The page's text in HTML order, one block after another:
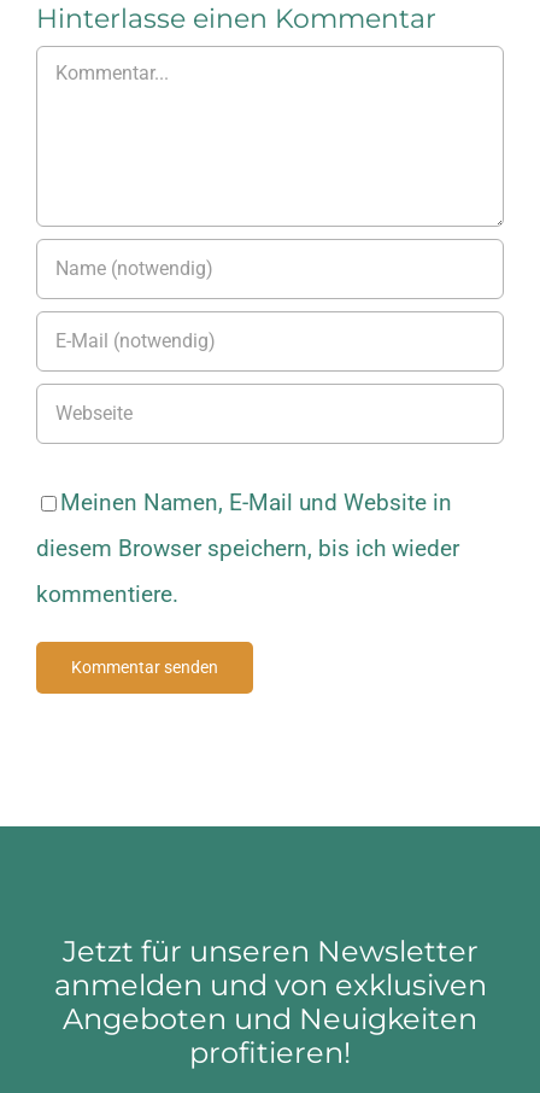
Hinterlasse einen Kommentar
Kommentar
Meinen Namen, E-Mail und Website in
diesem Browser speichern, bis ich wieder
kommentiere.
Jetzt für unseren Newsletter
anmelden und von exklusiven
Angeboten und Neuigkeiten
profitieren!